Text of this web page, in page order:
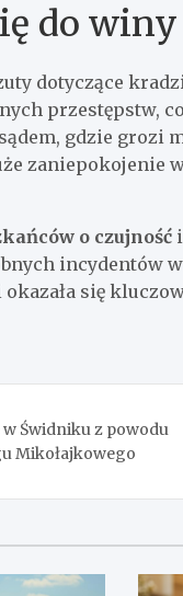
do
dotyczące
przestępstw,
gdzie grozi
o czujność
incydentów
się
Świdniku z powodu
Mikołajkowego